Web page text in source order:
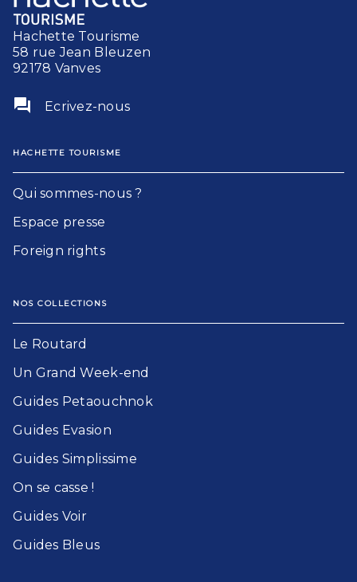
Hachette Tourisme
58 rue Jean Bleuzen
92178 Vanves
question_answer Ecrivez-nous
HACHETTE TOURISME
Qui sommes-nous ?
Espace presse
Foreign rights
NOS COLLECTIONS
Le Routard​
Un Grand Week-end​
Guides Petaouchnok​
Guides Evasion​
Guides Simplissime​
On se casse !​
Guides Voir​
Guides Bleu​s